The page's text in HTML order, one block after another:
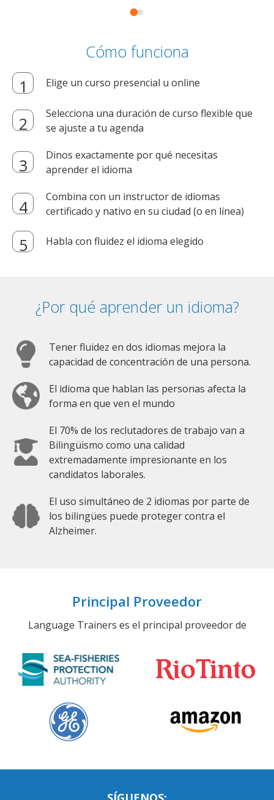
Cómo funciona
Elige un curso presencial u online
Selecciona una duración de curso flexible que
se ajuste a tu agenda
Dinos exactamente por qué necesitas
aprender el idioma
Combina con un instructor de idiomas
certificado y nativo en su ciudad (o en línea)
Habla con fluidez el idioma elegido
¿Por qué aprender un idioma?
Tener fluidez en dos idiomas mejora la
capacidad de concentración de una persona.
El idioma que hablan las personas afecta la
forma en que ven el mundo
El 70% de los reclutadores de trabajo van a
Bilingüismo como una calidad
extremadamente impresionante en los
candidatos laborales.
El uso simultáneo de 2 idiomas por parte de
los bilingües puede proteger contra el
Alzheimer.
Principal Proveedor
Language Trainers es el principal proveedor de